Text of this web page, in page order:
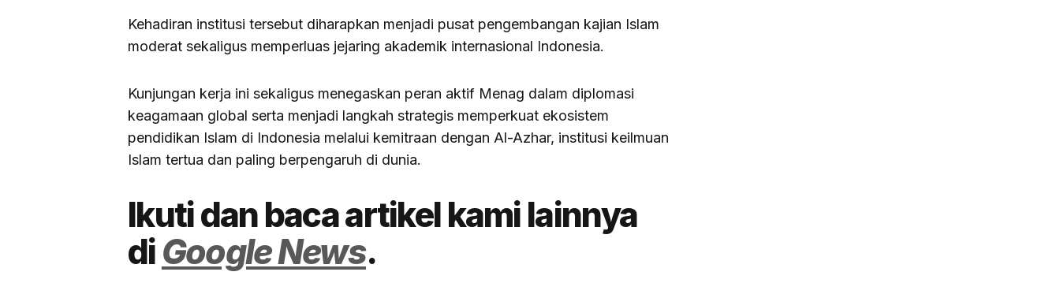
Kehadiran institusi tersebut diharapkan menjadi pusat pengembangan kajian Islam
moderat sekaligus memperluas jejaring akademik internasional Indonesia.
Kunjungan kerja ini sekaligus menegaskan peran aktif Menag dalam diplomasi
keagamaan global serta menjadi langkah strategis memperkuat ekosistem
pendidikan Islam di Indonesia melalui kemitraan dengan Al-Azhar, institusi keilmuan
Islam tertua dan paling berpengaruh di dunia.
Ikuti dan baca artikel kami lainnya
diGoogle News.